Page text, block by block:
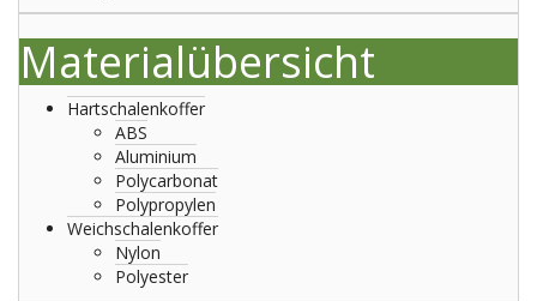
Materialübersicht
Hartschalenkoffer
ABS
Aluminium
Polycarbonat
Polypropylen
Weichschalenkoffer
Nylon
Polyester